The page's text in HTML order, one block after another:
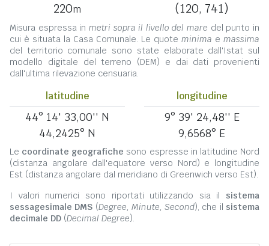
220m (120, 741)
Misura espressa in metri sopra il livello del mare del punto in
cui è situata la Casa Comunale. Le quote minima e massima
del territorio comunale sono state elaborate dall'Istat sul
modello digitale del terreno (DEM) e dai dati provenienti
dall'ultima rilevazione censuaria.
latitudine
44° 14' 33,00'' N
44,2425° N
longitudine
9° 39' 24,48'' E
9,6568° E
Le coordinate geografiche sono espresse in latitudine Nord
(distanza angolare dall'equatore verso Nord) e longitudine
Est (distanza angolare dal meridiano di Greenwich verso Est).
I valori numerici sono riportati utilizzando sia il sistema
sessagesimale DMS (Degree, Minute, Second), che il sistema
decimale DD (Decimal Degree).